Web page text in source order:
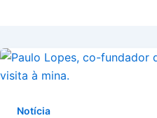
Notícia